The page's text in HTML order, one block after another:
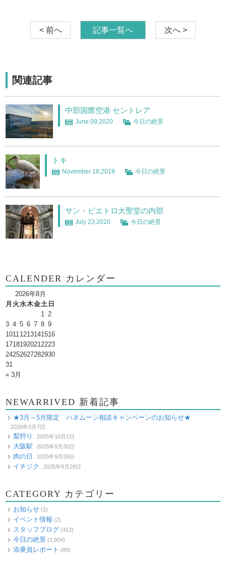
< 前へ 記事一覧へ 次へ >
関連記事
中部国際空港 セントレア
June 09,2020 今日の絶景
トキ
November 18,2019 今日の絶景
サン・ピエトロ大聖堂の内部
July 23,2020 今日の絶景
CALENDER カレンダー
2026年8月
月 火水木金土 日
1 2
3 4 5 6 7 8 9
10111213141516
17181920212223
24252627282930
31
« 3月
NEWARRIVED 新着記事
★3月～5月限定 ハネムーン相談キャンペーンのお知らせ★
2026年3月7日
梨狩り 2025年10月1日
大阪駅 2025年9月30日
肉の日 2025年9月29日
イチジク 2025年9月28日
CATEGORY カテゴリー
お知らせ (2)
イベント情報 (2)
スタッフブログ (412)
今日の絶景 (2,804)
添乗員レポート (85)